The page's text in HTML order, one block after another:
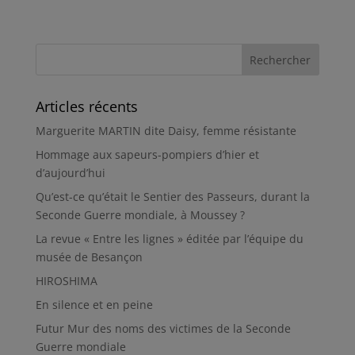
Articles récents
Marguerite MARTIN dite Daisy, femme résistante
Hommage aux sapeurs-pompiers d’hier et
d’aujourd’hui
Qu’est-ce qu’était le Sentier des Passeurs, durant la
Seconde Guerre mondiale, à Moussey ?
La revue « Entre les lignes » éditée par l’équipe du
musée de Besançon
HIROSHIMA
En silence et en peine
Futur Mur des noms des victimes de la Seconde
Guerre mondiale